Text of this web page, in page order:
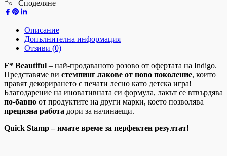
Споделяне
Описание
Допълнителна информация
Отзиви (0)
F* Beautiful – най-продаваното розово от офертата на Indigo.
Представяме ви стемпинг лакове от ново поколение, които
правят декорирането с печати лесно като детска игра!
Благодарение на иновативната си формула, лакът се втвърдява
по-бавно от продуктите на други марки, което позволява
прецизна работа дори за начинаещи.
Quick Stamp – имате време за перфектен резултат!